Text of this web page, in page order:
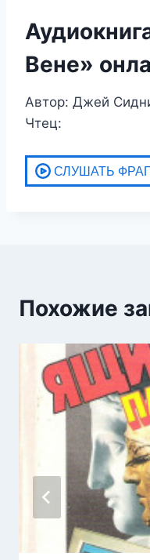
Вене»
Автор: Джей
Чтец:
Похожие